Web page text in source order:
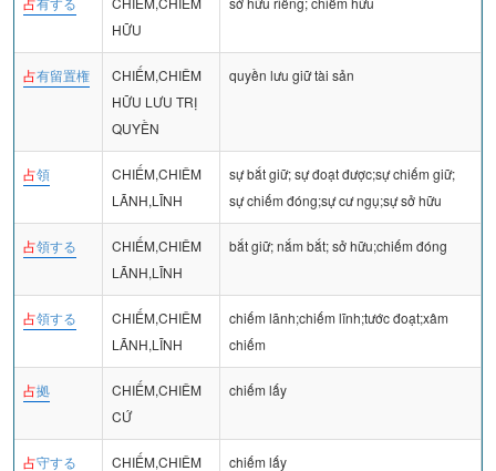
HỮU
占有留置権
CHIẾM,CHIÊM
HỮU LƯU TRỊ
QUYỀN
quyền lưu giữ tài sản
占領
CHIẾM,CHIÊM
LÃNH,LĨNH
sự bắt giữ; sự đoạt được;sự chiếm giữ;
sự chiếm đóng;sự cư ngụ;sự sở hữu
占領する
CHIẾM,CHIÊM
LÃNH,LĨNH
bắt giữ; nắm bắt; sở hữu;chiếm đóng
占領する
CHIẾM,CHIÊM
LÃNH,LĨNH
chiếm lãnh;chiếm lĩnh;tước đoạt;xâm
chiếm
占拠
CHIẾM,CHIÊM
CỨ
chiếm lấy
占守する
CHIẾM,CHIÊM
chiếm lấy